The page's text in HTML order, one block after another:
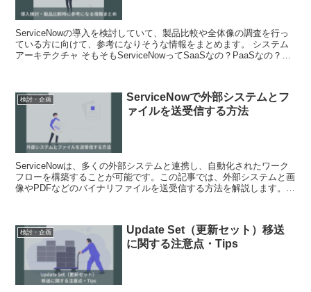
ServiceNowの導入を検討していて、製品比較や全体像の調査を行っ
ている方に向けて、参考になりそうな情報をまとめます。 システム
アーキテクチャ そもそもServiceNowってSaaSなの？PaaSなの？、
検討・企画
ServiceNowで外部システムとフ
ァイルを送受信する方法
ServiceNowは、多くの外部システムと連携し、自動化されたワーク
フローを構築することが可能です。この記事では、外部システムと画
像やPDFなどのバイナリファイルを送受信する方法を解説します。
検討・企画
Update Set（更新セット）移送
に関する注意点・Tips